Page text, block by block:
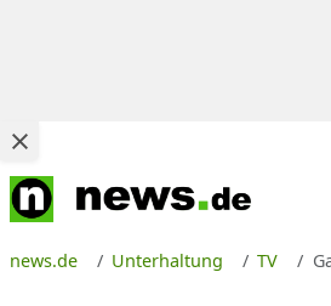
news.de Unterhaltung TV